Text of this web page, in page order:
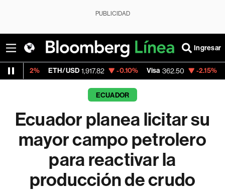
PUBLICIDAD
Ingresar
ETH/USD 1,917.82 -0.10% Visa 362.50 -2.15% MercadoLibre
ECUADOR
Ecuador planea licitar su
mayor campo petrolero
para reactivar la
producción de crudo